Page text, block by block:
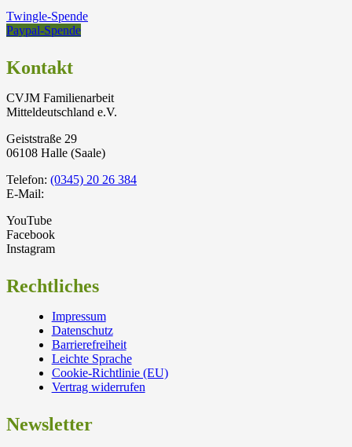
Twingle-Spende
Paypal-Spende
Kontakt
CVJM Familienarbeit
Mitteldeutschland e.V.
Geiststraße 29
06108 Halle (Saale)
Telefon: (0345) 20 26 384
E-Mail:
YouTube
Facebook
Instagram
Rechtliches
Impressum
Datenschutz
Barrierefreiheit
Leichte Sprache
Cookie-Richtlinie (EU)
Vertrag widerrufen
Newsletter